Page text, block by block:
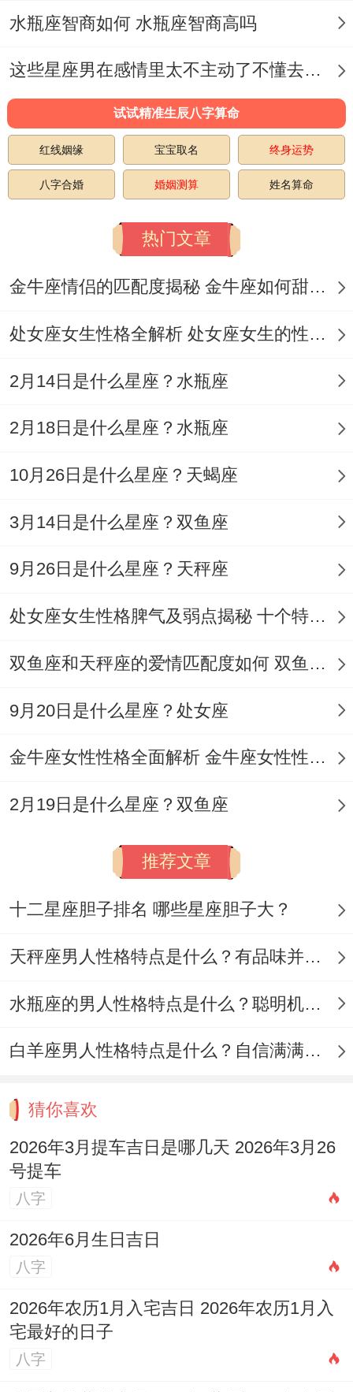
关系到指数的关键变量！月亮星座:月亮天蝎
家教严谨者然而反而更易反弹。▍社会认知
偏差找原因
「好色」标签常源于三个误读：。把热情解
读为爱提醒 将胜负欲误解为情感需求 -对运
动系穿搭的刻板印象，白羊座女生好追吗,▍
追求老实讲难易度核心指标
键要素权重如下:就是时回应速度（35%）。
神秘感保持度（28%）;挑战性激发值
悬念制造法说完「有件事要告诉你」后冷不
运动时又表现真实实力
感官激起链从共用草莓味润唇膏到推荐小众
香水逐步递进 反向征服计在她主动约饭后爽
让她「英雄救美」的机遇
▍三个致命踩雷行为,连续三次秒回信息（会
（触发战斗模式）、过度询问过往情史（激
发逆反心理）
时长 标志事件
导致注意 3-7天 社交平台互怼
建立好感 2-4周 共有秘密梗
情感升温 1-2月 突发肢体接触
说真的，▍各异类型追求者适配度 直球型：
型:匹配度78%（忌过度操控）.温柔型：匹
配度65%（易陷入友谊区）
你猜怎么着?!地域文化区别关系到 北方白羊
女更接受「雪中送炭式」关怀（如冒雪送
药）;南方白羊女偏爱「智力碾压型」互动
（如解谜游戏）。***长大的白羊女对「好
追」定义受当地dating文化关系到！
估计将三个月内的关系推进看作正常节奏.
水瓶座智商如何 水瓶座智商高吗
这些星座男在感情里太不主动了不懂去爱 这些星座男在感情中排第几
试试精准生辰八字算命
红线姻缘 宝宝取名 终身运势
八字合婚 婚姻测算 姓名算命
热门文章
金牛座情侣的匹配度揭秘 金牛座如何甜蜜恋爱
处女座女生性格全解析 处女座女生的性格是什么样的
2月14日是什么星座？水瓶座
2月18日是什么星座？水瓶座
10月26日是什么星座？天蝎座
3月14日是什么星座？双鱼座
9月26日是什么星座？天秤座
处女座女生性格脾气及弱点揭秘 十个特点惊人！
双鱼座和天秤座的爱情匹配度如何 双鱼天秤缘分会怎样
9月20日是什么星座？处女座
金牛座女性性格全面解析 金牛座女性性格与脾气全揭秘
2月19日是什么星座？双鱼座
推荐文章
十二星座胆子排名 哪些星座胆子大？
天秤座男人性格特点是什么？有品味并注重美感
水瓶座的男人性格特点是什么？聪明机智理性冷静
白羊座男人性格特点是什么？自信满满但缺乏耐心
猜你喜欢
2026年3月提车吉日是哪几天 2026年3月26
号提车
八字
2026年6月生日吉日
八字
2026年农历1月入宅吉日 2026年农历1月入
宅最好的日子
八字